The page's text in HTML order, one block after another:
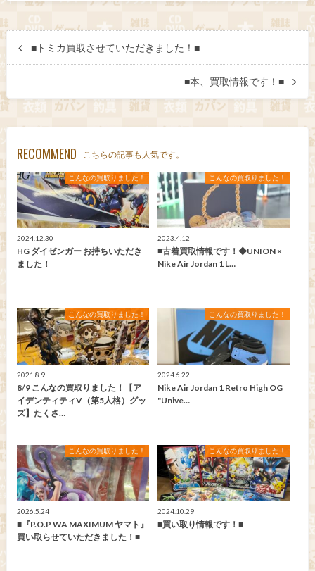
■トミカ買取させていただきました！■
■本、買取情報です！■
RECOMMEND こちらの記事も人気です。
こんなの買取りました！
2024.12.30
HG ダイゼンガー お持ちいただき
ました！
こんなの買取りました！
2023.4.12
■古着買取情報です！◆UNION ×
Nike Air Jordan 1 L…
こんなの買取りました！
2021.8.9
8/9 こんなの買取りました！【ア
イデンティティV（第5人格）グッ
ズ】たくさ…
こんなの買取りました！
2024.6.22
Nike Air Jordan 1 Retro High OG
"Unive…
こんなの買取りました！
2026.5.24
■『P.O.P WA MAXIMUM ヤマト』
買い取らせていただきました！■
こんなの買取りました！
2024.10.29
■買い取り情報です！■